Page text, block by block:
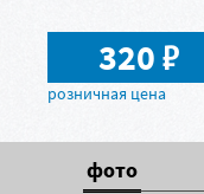
320в
фото